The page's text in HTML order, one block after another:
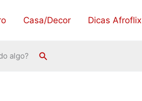
Casa/Decor Dicas Afroflix
algo? Pesquisar